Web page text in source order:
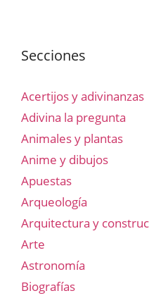
Secciones
Acertijos y adivinanzas
Adivina la pregunta
Animales y plantas
Anime y dibujos
Apuestas
Arqueología
Arquitectura y
Arte
Astronomía
Biografías